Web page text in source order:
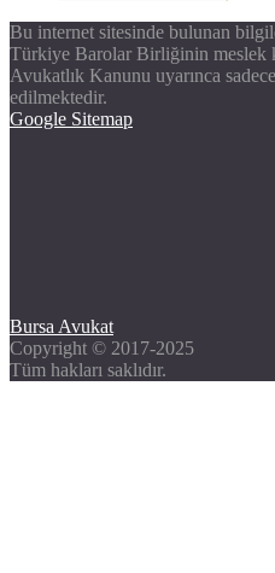
Bu internet sitesinde bulunan
Türkiye Barolar Birliğinin meslek
Avukatlık Kanunu uyarınca
edilmektedir.
Google Sitemap
Bursa Avukat
Copyright © 2017-2025
Tüm hakları saklıdır.